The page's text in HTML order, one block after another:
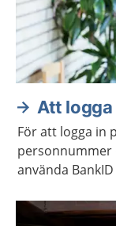
Att logga
För att logga in
personnummer
använda